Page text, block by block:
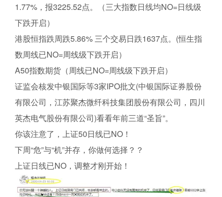
1.77%，报3225.52点。（三大指数日线均NO=日线级
下跌开启）
港股恒指跌周跌5.86% 三个交易日跌1637点。(恒生指
数周线已NO=周线级下跌开启）
A50指数期货（周线已NO=周线级下跌开启）
证监会核发中银国际等3家IPO批文(中银国际证券股份
有限公司，江苏聚杰微纤科技集团股份有限公司，四川
英杰电气股份有限公司)看看年前三道“圣旨”。
你该注意了，上证50日线已NO！
下周“危”与“机”并存，你做何选择？？
上证日线已NO，调整才刚开始！